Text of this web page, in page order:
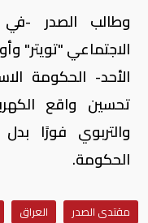
وطالب الصدر -
الاجتماعي "تويتر"
الأحد- الحكومة
تحسين واقع
والتربوي فورًا
الحكومة.
مقتدى الصدر العراق